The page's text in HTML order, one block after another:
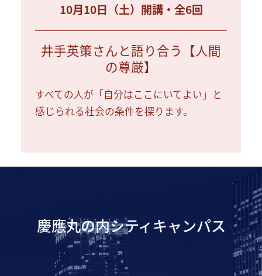
10月10日（土）開講・全6回
井手英策さんと語り合う【人間
の尊厳】
すべての人が「自分はここにいてよい」と
感じられる社会の条件を探ります。
慶應丸の内シティキャンパス